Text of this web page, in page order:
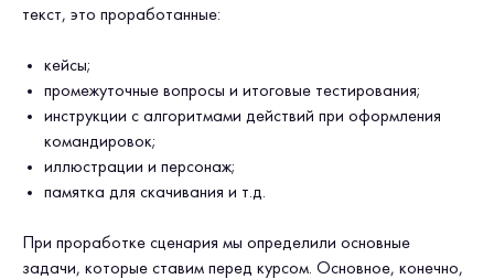
текст, это проработанные:
кейсы;
промежуточные вопросы и итоговые тестирования;
инструкции с алгоритмами действий при оформления
командировок;
иллюстрации и персонаж;
памятка для скачивания и т.д.
При проработке сценария мы определили основные
задачи, которые ставим перед курсом. Основное, конечно,